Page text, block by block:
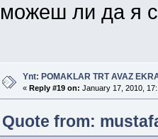
можеш ли да я
Ynt: POMAKLAR TRT AVAZ
« Reply #19 on: January 17, 2010,
Quote from: